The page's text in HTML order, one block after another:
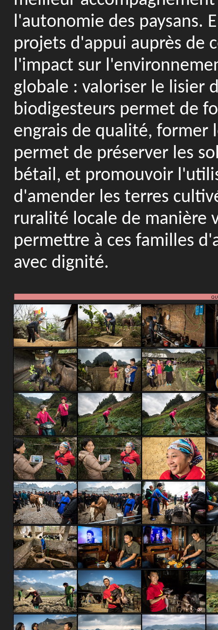
l'autonomie des paysans.
projets d'appui auprès de
l'impact sur
globale : valoriser le lisier
biodigesteurs permet de
engrais de qualité, former
permet de préserver les
bétail, et promouvoir
d'amender les terres
ruralité locale de manière
permettre à ces familles
avec dignité.